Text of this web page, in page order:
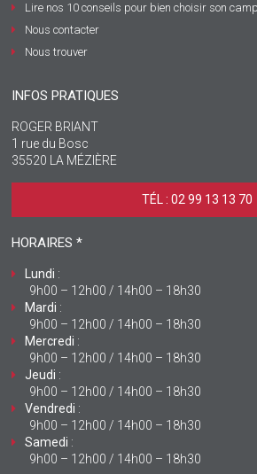
Lire nos 10 conseils pour bien choisir son
Nous contacter
Nous trouver
INFOS PRATIQUES
ROGER BRIANT
1 rue du Bosc
35520 LA MÉZIÈRE
TÉL : 02 99 13 13 70 ‎
HORAIRES *
Lundi :
9h00 – 12h00 / 14h00 – 18h30
Mardi :
9h00 – 12h00 / 14h00 – 18h30
Mercredi :
9h00 – 12h00 / 14h00 – 18h30
Jeudi :
9h00 – 12h00 / 14h00 – 18h30
Vendredi :
9h00 – 12h00 / 14h00 – 18h30
Samedi :
9h00 – 12h00 / 14h00 – 18h30